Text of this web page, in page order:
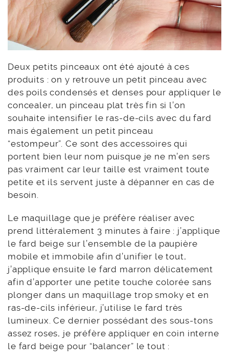
Deux petits pinceaux ont été ajouté à ces
produits : on y retrouve un petit pinceau avec
des poils condensés et denses pour appliquer le
concealer, un pinceau plat très fin si l’on
souhaite intensifier le ras-de-cils avec du fard
mais également un petit pinceau
“estompeur”. Ce sont des accessoires qui
portent bien leur nom puisque je ne m’en sers
pas vraiment car leur taille est vraiment toute
petite et ils servent juste à dépanner en cas de
besoin.
Le maquillage que je préfère réaliser avec
prend littéralement 3 minutes à faire : j’applique
le fard beige sur l’ensemble de la paupière
mobile et immobile afin d’unifier le tout,
j’applique ensuite le fard marron délicatement
afin d’apporter une petite touche colorée sans
plonger dans un maquillage trop smoky et en
ras-de-cils inférieur, j’utilise le fard très
lumineux. Ce dernier possédant des sous-tons
assez roses, je préfère appliquer en coin interne
le fard beige pour “balancer” le tout :